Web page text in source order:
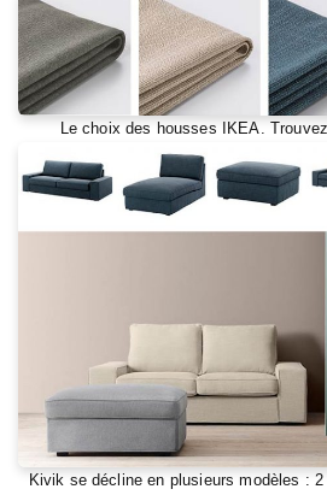
Le choix des housses IKEA.
Kivik se décline en plusieurs modèles : 2